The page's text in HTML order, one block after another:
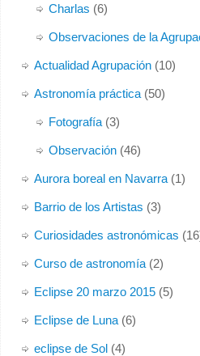
Charlas (6)
Observaciones de la
Actualidad Agrupación(10)
Astronomía práctica(50)
Fotografía(3)
Observación(46)
Aurora boreal en Navarra(1)
Barrio de los Artistas (3)
Curiosidades astronómicas
Curso de astronomía(2)
Eclipse 20 marzo 2015(5)
Eclipse de Luna(6)
eclipse de Sol(4)